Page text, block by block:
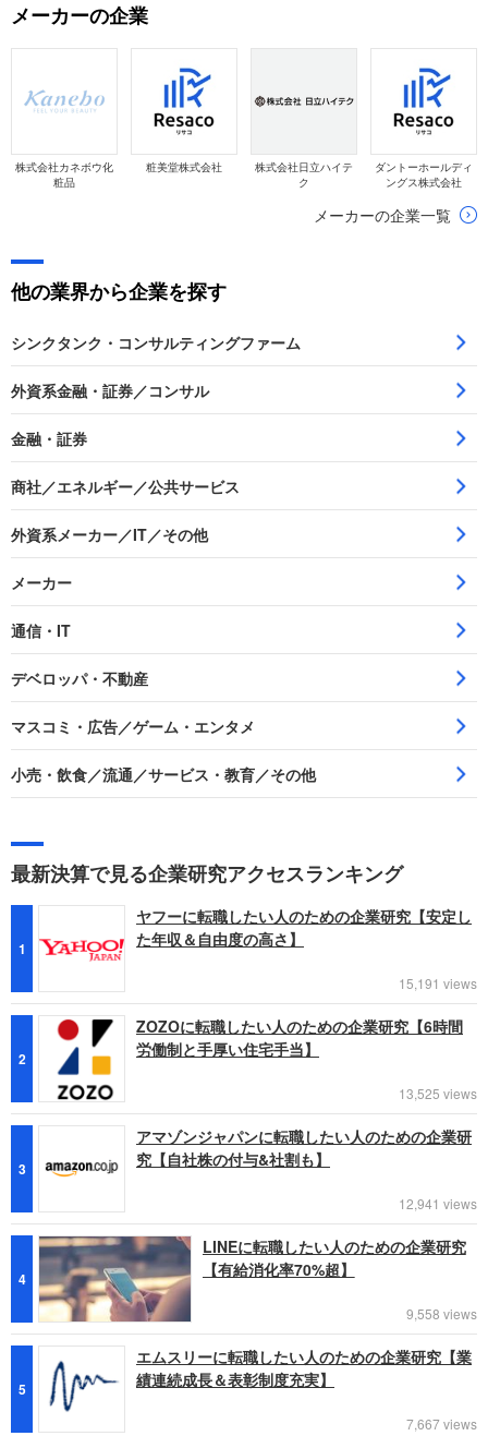
メーカーの企業
株式会社カネボウ化
粧品
粧美堂株式会社
株式会社日立ハイテ
ク
ダントーホールディ
ングス株式会社
メーカーの企業一覧
他の業界から企業を探す
シンクタンク・コンサルティングファーム
外資系金融・証券／コンサル
金融・証券
商社／エネルギー／公共サービス
外資系メーカー／IT／その他
メーカー
通信・IT
デベロッパ・不動産
マスコミ・広告／ゲーム・エンタメ
小売・飲食／流通／サービス・教育／その他
最新決算で見る企業研究アクセスランキング
1
ヤフーに転職したい人のための企業研究【安定し
た年収＆自由度の高さ】
15,191 views
2
ZOZOに転職したい人のための企業研究【6時間
労働制と手厚い住宅手当】
13,525 views
3
アマゾンジャパンに転職したい人のための企業研
究【自社株の付与&社割も】
12,941 views
4
LINEに転職したい人のための企業研究
【有給消化率70%超】
9,558 views
5
エムスリーに転職したい人のための企業研究【業
績連続成長＆表彰制度充実】
7,667 views